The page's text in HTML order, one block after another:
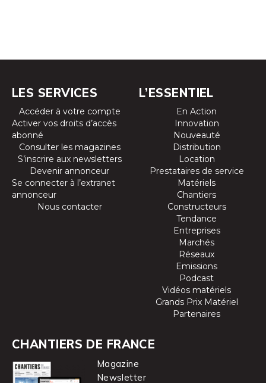
LES SERVICES
Accéder à votre compte
Activer vos droits d’accès
abonné
Consulter les magazines
S’inscrire aux newsletters
Devenir annonceur
Se connecter à l’extranet
annonceur
Nous contacter
L’ESSENTIEL
En Action
Innovation
Nouveauté
Distribution
Location
Prestataires de service
Matériels
Chantiers
Constructeurs
Tendance
Entreprises
Marchés
Réseaux
Emissions
Podcast
Vidéos matériels
Grands Prix Matériel
Partenaires
CHANTIERS DE FRANCE
Magazine
Newsletter